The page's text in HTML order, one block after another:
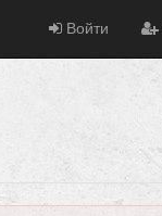
Войти